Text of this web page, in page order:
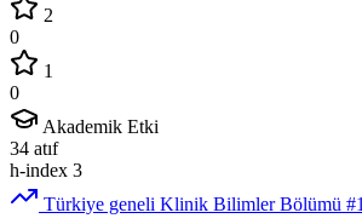
2
0
1
0
Akademik Etki
34 atıf
h-index 3
Türkiye geneli Klinik Bilimler Bölümü